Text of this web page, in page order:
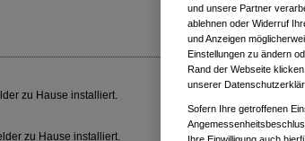
zu Hause installiert.
zu Hause installiert.
und unsere Partner
ablehnen oder Widerruf
und Anzeigen
Einstellungen zu ändern
Rand der Webseite
unserer
Sofern Ihre getroffenen